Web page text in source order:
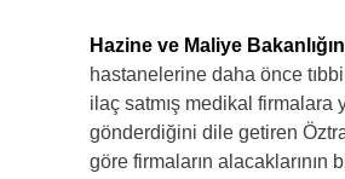
Hazine ve Maliye
hastanelerine daha önce
ilaç satmış medikal firmalara
gönderdiğini dile getiren
göre firmaların alacaklarının